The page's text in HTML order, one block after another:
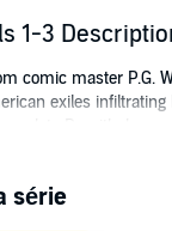
1-3
comic master P.G.
exiles
Psmith,
série